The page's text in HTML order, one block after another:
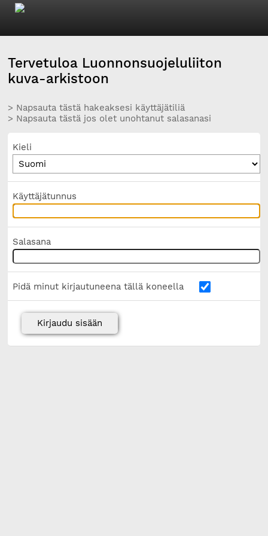
Tervetuloa Luonnonsuojeluliiton
kuva-arkistoon
> Napsauta tästä hakeaksesi käyttäjätiliä
> Napsauta tästä jos olet unohtanut salasanasi
Kieli
Käyttäjätunnus
Salasana
Pidä minut kirjautuneena tällä koneella